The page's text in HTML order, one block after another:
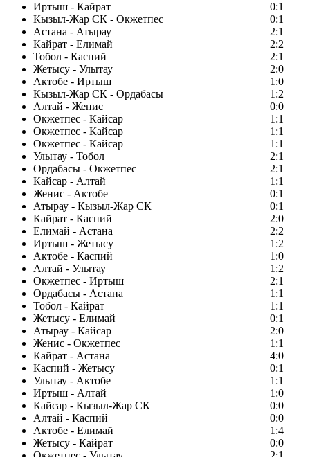
Иртыш - Кайрат
0:1
Кызыл-Жар СК - Окжетпес
0:1
Астана - Атырау
2:1
Кайрат - Елимай
2:2
Тобол - Каспий
2:1
Жетысу - Улытау
2:0
Актобе - Иртыш
1:0
Кызыл-Жар СК - Ордабасы
1:2
Алтай - Женис
0:0
Окжетпес - Кайсар
1:1
Окжетпес - Кайсар
1:1
Окжетпес - Кайсар
1:1
Улытау - Тобол
2:1
Ордабасы - Окжетпес
2:1
Кайсар - Алтай
1:1
Женис - Актобе
0:1
Атырау - Кызыл-Жар СК
0:1
Кайрат - Каспий
2:0
Елимай - Астана
2:2
Иртыш - Жетысу
1:2
Актобе - Каспий
1:0
Алтай - Улытау
1:2
Окжетпес - Иртыш
2:1
Ордабасы - Астана
1:1
Тобол - Кайрат
1:1
Жетысу - Елимай
0:1
Атырау - Кайсар
2:0
Женис - Окжетпес
1:1
Кайрат - Астана
4:0
Каспий - Жетысу
0:1
Улытау - Актобе
1:1
Иртыш - Алтай
1:0
Кайсар - Кызыл-Жар СК
0:0
Алтай - Каспий
0:0
Актобе - Елимай
1:4
Жетысу - Кайрат
0:0